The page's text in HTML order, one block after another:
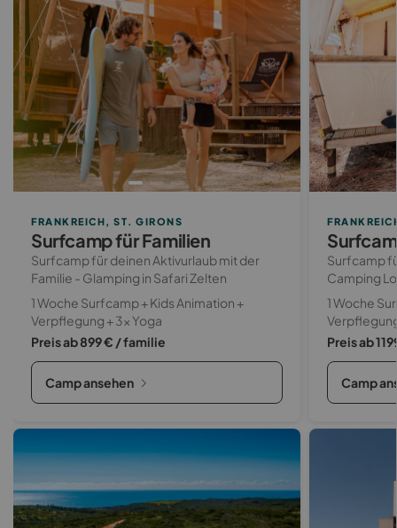
Surfcamp für Familien
FRANKREICH, ST. GIRONS
Surfcamp für deinen Aktivurlaub mit der
Familie - Glamping in Safari Zelten
1 Woche Surfcamp + Kids Animation +
Verpflegung + 3x Yoga
Preis ab 899 € / familie
Camp ansehen
Surfcamp
Camping
1 Woche
Preis ab
Camp